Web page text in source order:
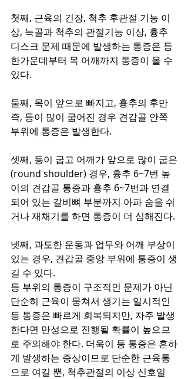
첫째, 근육의 긴장, 척추 후관절 기능 이
상, 늑골과 척추의 관절기능 이상, 흉추
디스크 문제 때문에 발생하는 통증은 등
한가운데부터 목 어깨까지 통증이 올 수
있다.
둘째, 목이 앞으로 빠지고, 흉추의 후만
즉, 등이 많이 굽어진 경우 견갑골 안쪽
부위에 통증은 발생한다.
셋째, 등이 굽고 어깨가 앞으로 많이 굽은
(round shoulder) 경우, 흉추 6~7번 높
이의 견갑골 통증과 흉추 6~7번과 연결
되어 있는 갈비뼈 부분까지 아파 숨을 쉬
거나 재채기를 하면 통증이 더 심해진다.
넷째, 과도한 운동과 업무와 어깨 부상이
있는 경우, 견갑골 중앙 부위에 통증이 생
길 수 있다.
등 부위의 통증이 구조적인 문제가 아닌
단순히 근육이 뭉쳐서 생기는 일시적인
등 통증은 빠르게 회복되지만, 자주 발생
한다면 만성으로 진행될 확률이 높으므
로 주의해야 한다. 더욱이 등 통증은 흔하
게 발생하는 증상이므로 단순한 근육통
으로 여길 뿐, 척추관절의 이상 신호일